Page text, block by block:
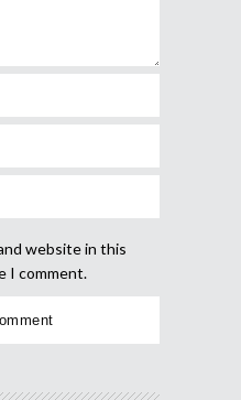
website in this
I comment.